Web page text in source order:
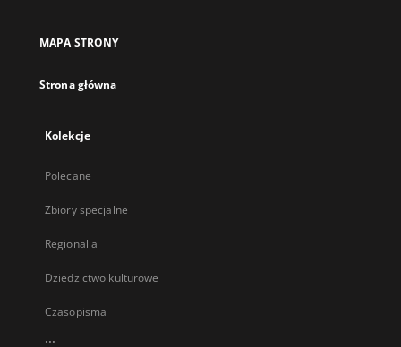
MAPA STRONY
Strona główna
Kolekcje
Polecane
Zbiory specjalne
Regionalia
Dziedzictwo kulturowe
Czasopisma
...